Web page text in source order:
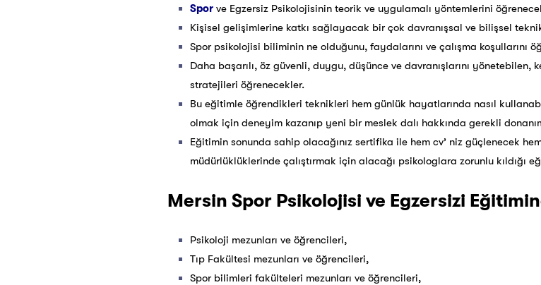
Spor ve Egzersiz Psikolojisinin teorik ve uygulamalı yöntemlerini
Kişisel gelişimlerine katkı sağlayacak bir çok davranışsal ve bilişsel
Spor psikolojisi biliminin ne olduğunu, faydalarını ve çalışma koşullarını
Daha başarılı, öz güvenli, duygu, düşünce ve davranışlarını
stratejileri öğrenecekler.
Bu eğitimle öğrendikleri teknikleri hem günlük hayatlarında nasıl
olmak için deneyim kazanıp yeni bir meslek dalı hakkında gerekli
Eğitimin sonunda sahip olacağınız sertifika ile hem cv’ niz güçlenecek
müdürlüklüklerinde çalıştırmak için alacağı psikologlara zorunlu kıldığı
Mersin Spor Psikolojisi ve Egzersizi
Psikoloji mezunları ve öğrencileri,
Tıp Fakültesi mezunları ve öğrencileri,
Spor bilimleri fakülteleri mezunları ve öğrencileri,